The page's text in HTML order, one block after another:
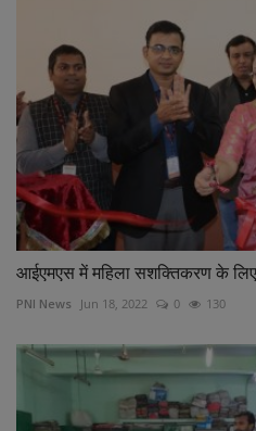
आईएमएस में महिला सशक्तिकरण के
PNI News Jun 18, 2022 0 130